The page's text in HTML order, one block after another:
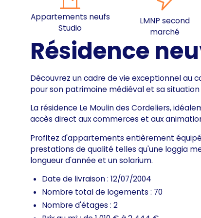
Appartements neufs
Studio
LMNP second
marché
Résidence
Découvrez un cadre de vie exceptionnel au
pour son patrimoine médiéval et sa
La résidence Le Moulin des Cordeliers,
accès direct aux commerces et aux
Profitez d'appartements entièrement
prestations de qualité telles qu'une loggia
longueur d'année et un solarium.
Date de livraison : 12/07/2004
Nombre total de logements : 70
Nombre d'étages : 2